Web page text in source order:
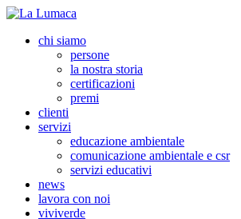
chi siamo
persone
la nostra storia
certificazioni
premi
clienti
servizi
educazione ambientale
comunicazione ambientale e csr
servizi educativi
news
lavora con noi
viviverde